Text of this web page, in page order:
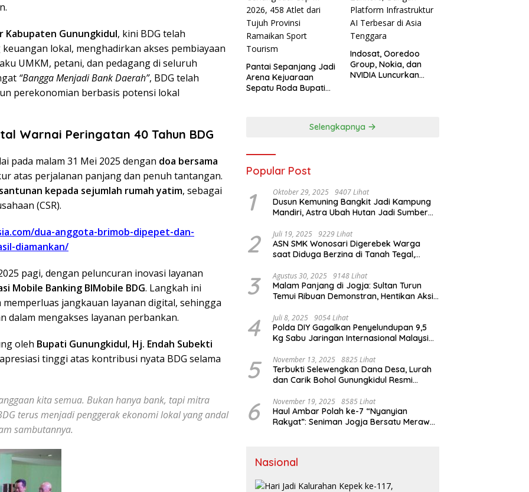
Kabupaten Gunungkidul, kini BDG telah
lokal, menghadirkan akses pembiayaan
UMKM, petani, dan pedagang di seluruh
“Bangga Menjadi Bank Daerah”, BDG telah
perekonomian berbasis potensi lokal
Warnai Peringatan 40 Tahun BDG
pada malam 31 Mei 2025 dengan doa bersama
atas perjalanan panjang dan penuh tantangan.
santunan kepada sejumlah rumah yatim, sebagai
(CSR).
dua-anggota-brimob-dipepet-dan-
diamankan/
pagi, dengan peluncuran inovasi layanan
Mobile Banking BIMobile BDG. Langkah ini
jangkauan layanan digital, sehingga
dalam mengakses layanan perbankan.
oleh Bupati Gunungkidul, Hj. Endah Subekti
tinggi atas kontribusi nyata BDG selama
kita semua. Bukan hanya bank, tapi mitra
terus menjadi penggerak ekonomi lokal yang andal
sambutannya.
Pantai Sepanjang Jadi
Arena Kejuaraan
Sepatu Roda Bupati
Ramaikan Sport
Indosat, Ooredoo
Group, Nokia, dan
NVIDIA Luncurkan
Selengkapnya
Popular Post
1 Oktober 29, 2025 9407 Lihat
Dusun Kemuning Bangkit Jadi Kampung
Mandiri, Astra Ubah Hutan Jadi Sumber
2 Juli 19, 2025 9229 Lihat
ASN SMK Wonosari Digerebek Warga
saat Diduga Berzina di Tanah Tegal,
3 Agustus 30, 2025 9148 Lihat
Malam Panjang di Jogja: Sultan Turun
Temui Ribuan Demonstran, Hentikan Aksi
4 Juli 8, 2025 9054 Lihat
Polda DIY Gagalkan Penyelundupan 9,5
Kg Sabu Jaringan Internasional Malaysia-
5 November 13, 2025 8825 Lihat
Terbukti Selewengkan Dana Desa, Lurah
dan Carik Bohol Gunungkidul Resmi
6 November 19, 2025 8585 Lihat
Haul Ambar Polah ke-7 “Nyanyian
Rakyat”: Seniman Jogja Bersatu Merawat
Nasional